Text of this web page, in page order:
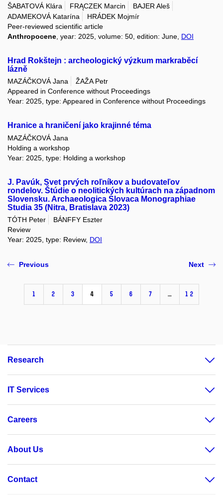
ŠABATOVÁ Klára
FRĄCZEK Marcin
BAJER Aleš
ADAMEKOVÁ Katarína
HRÁDEK Mojmír
Peer-reviewed scientific article
Anthropocene , year: 2025, volume: 50, edition: June, DOI
Hrad Rokštejn : archeologický výzkum markraběcí
lázně
MAZÁČKOVÁ Jana
ŽAŽA Petr
Appeared in Conference without Proceedings
Year: 2025, type: Appeared in Conference without Proceedings
Hranice a hraničení jako krajinné téma
MAZÁČKOVÁ Jana
Holding a workshop
Year: 2025, type: Holding a workshop
J. Pavúk, Svet prvých roľníkov a budovateľov
rondelov. Štúdie o neolitických kultúrach na západnom
Slovensku. Archaeologica Slovaca Monographiae
Studia 35 (Nitra, Bratislava 2023)
TÓTH Peter
BÁNFFY Eszter
Review
Year: 2025, type: Review, DOI
Previous
1 2 3 4 5 6 7 … 12
Next
Research
IT Services
Careers
About Us
Contact